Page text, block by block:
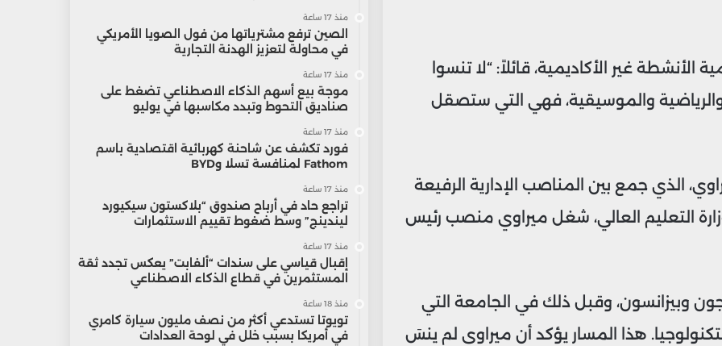
غير الأكاديمية، قائلاً: “لا تنسوا
والموسيقية، فهي التي ستصقل
الذي جمع بين المناصب الإدارية الرفيعة
التعليم العالي، شغل ميراوي منصب رئيس
وبيزانسون، وقبل ذلك في الجامعة التي
هذا المسار يؤكد أن ميراوي لم ينسَ
منذ 17 ساعة
الصين ترفع مشترياتها من فول الصويا الأمريكي
في محاولة لتعزيز الهدنة التجارية
منذ 17 ساعة
موجة بيع أسهم الذكاء الاصطناعي تضغط على
صناديق التحوط وتبدد مكاسبها في يوليو
منذ 17 ساعة
فورد تكشف عن شاحنة كهربائية اقتصادية باسم
Fathom لمنافسة تسلا وBYD
منذ 17 ساعة
تراجع حاد في أرباح صندوق “بلاكستون سيكيورد
ليندينج” وسط ضغوط تقييم الاستثمارات
منذ 17 ساعة
إقبال قياسي على سندات “ألفابت” يعكس تجدد ثقة
المستثمرين في قطاع الذكاء الاصطناعي
منذ 18 ساعة
تويوتا تستدعي أكثر من نصف مليون سيارة كامري
في أمريكا بسبب خلل في لوحة العدادات